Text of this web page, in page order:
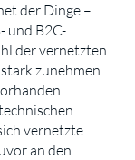
der Dinge –
und B2C-
der vernetzten
zunehmen
vernetzte
an den